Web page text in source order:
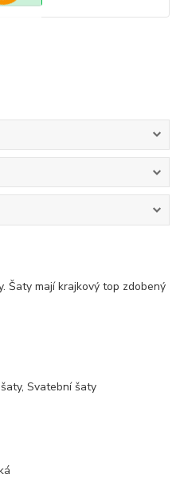
Šaty mají krajkový top zdobený
Svatební šaty